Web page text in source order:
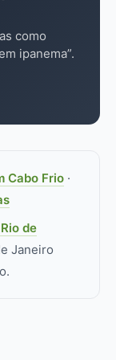
como
ipanema”.
Cabo Frio ·
de
Janeiro